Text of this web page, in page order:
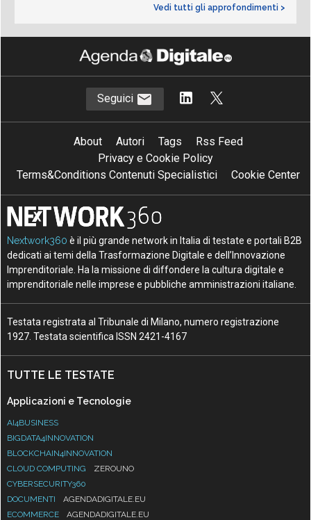
Vedi tutti gli approfondimenti >
Seguici
About Autori Tags
Rss Feed
Privacy e Cookie Policy
Terms&Conditions Contenuti Specialistici
Cookie Center
Nextwork360 è il più grande network in Italia di testate e portali B2B
dedicati ai temi della Trasformazione Digitale e dell’Innovazione
Imprenditoriale. Ha la missione di diffondere la cultura digitale e
imprenditoriale nelle imprese e pubbliche amministrazioni italiane.
Testata registrata al Tribunale di Milano, numero registrazione
1927. Testata scientifica ISSN 2421-4167
TUTTE LE TESTATE
Applicazioni e Tecnologie
AI4BUSINESS
BIGDATA4INNOVATION
BLOCKCHAIN4INNOVATION
CLOUD COMPUTING
ZEROUNO
CYBERSECURITY360
DOCUMENTI
AGENDADIGITALE.EU
ECOMMERCE
AGENDADIGITALE.EU